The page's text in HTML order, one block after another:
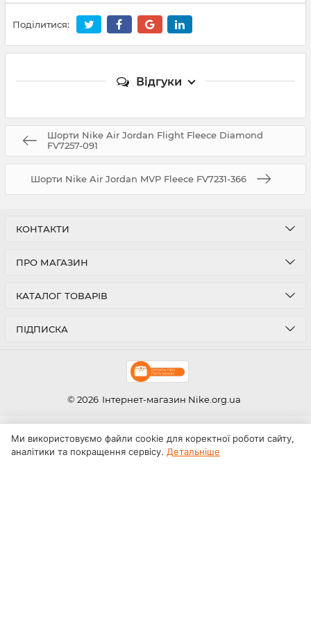
Поділитися:
Відгуки
Шорти Nike Air Jordan Flight Fleece Diamond
FV7257-091
Шорти Nike Air Jordan MVP Fleece FV7231-366
КОНТАКТИ
ПРО МАГАЗИН
КАТАЛОГ ТОВАРІВ
ПІДПИСКА
© 2026 Інтернет-магазин Nike.org.ua
Ми використовуємо файли cookie для коректної роботи сайту,
аналітики та покращення сервісу. Детальніше